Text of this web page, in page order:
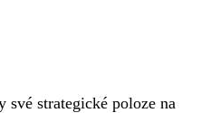
své strategické poloze na